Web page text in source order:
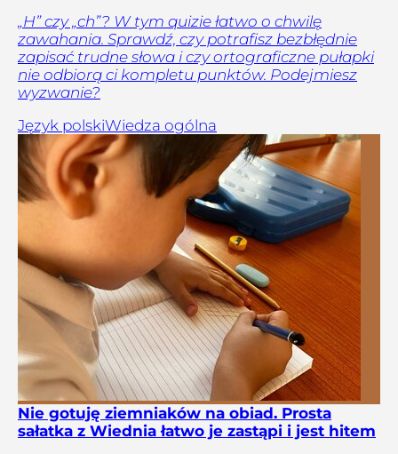
„H” czy „ch”? W tym quizie łatwo o chwilę
zawahania. Sprawdź, czy potrafisz bezbłędnie
zapisać trudne słowa i czy ortograficzne pułapki
nie odbiorą ci kompletu punktów. Podejmiesz
wyzwanie?
Język polskiWiedza ogólna
Nie gotuję ziemniaków na obiad. Prosta
sałatka z Wiednia łatwo je zastąpi i jest hitem